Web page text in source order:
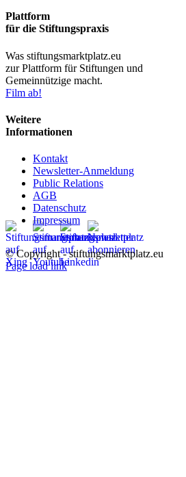
Plattform
für die Stiftungspraxis
Was stiftungsmarktplatz.eu
zur Plattform für Stiftungen und
Gemeinnützige macht.
Film ab!
Weitere
Informationen
Kontakt
Newsletter-Anmeldung
Public Relations
AGB
Datenschutz
Impressum
© Copyright - stiftungsmarktplatz.eu
Page load link